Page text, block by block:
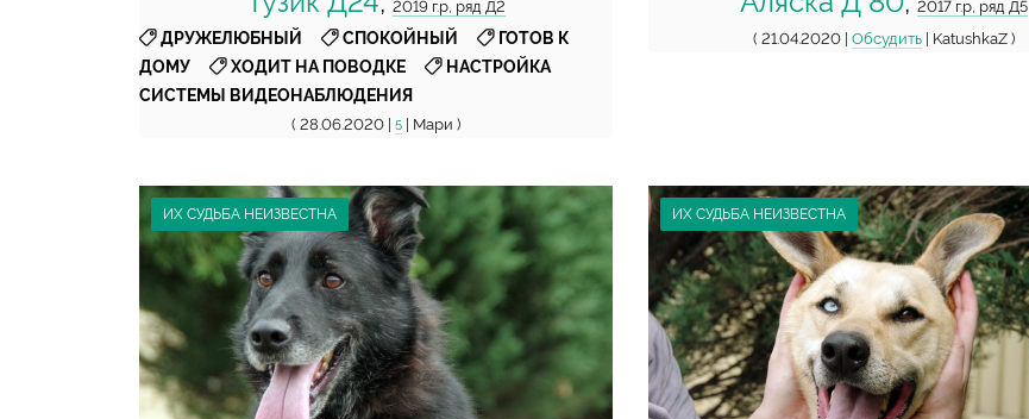
2019 г.р, ряд Д2
ДРУЖЕЛЮБНЫЙ
СПОКОЙНЫЙ
ГОТОВ К
ДОМУ
ХОДИТ НА ПОВОДКЕ
НАСТРОЙКА
СИСТЕМЫ ВИДЕОНАБЛЮДЕНИЯ
( 28.06.2020 | 5| Мари )
2017 г.р, ряд Д5
( 21.04.2020 |Обсудить | KatushkaZ )
ИХ СУДЬБА НЕИЗВЕСТНА ИХ СУДЬБА НЕИЗВЕСТНА